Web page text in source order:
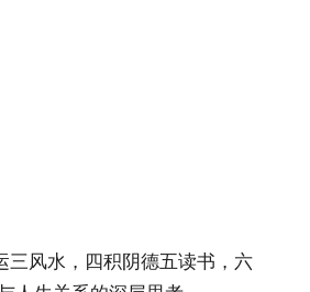
三风水 ，四积阴德五读书，六